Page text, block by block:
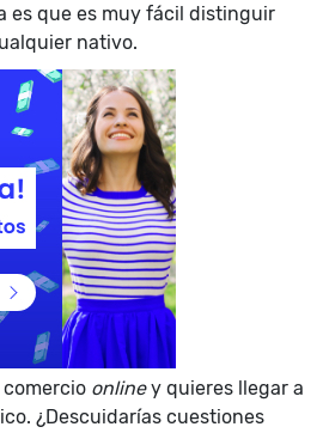
es que es muy fácil distinguir
nativo.
onliney quieres llegar a
¿Descuidarías cuestiones